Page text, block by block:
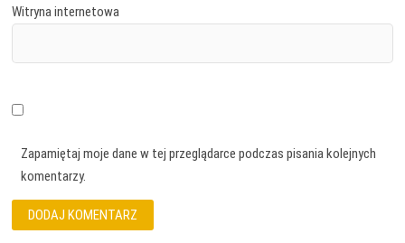
Witryna internetowa
Zapamiętaj moje dane w tej przeglądarce podczas pisania kolejnych
komentarzy.